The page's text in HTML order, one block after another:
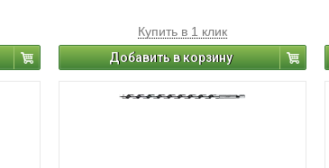
Купить в 1 клик
Добавить в корзину